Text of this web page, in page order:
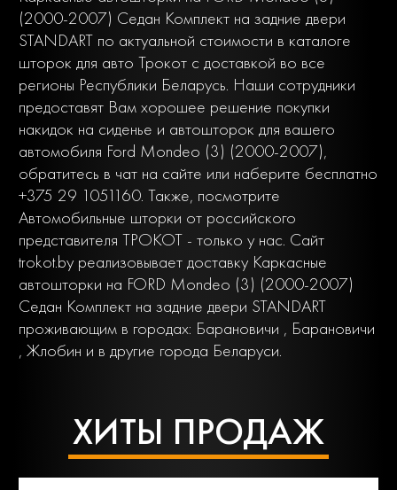
(2000-2007) Седан Комплект на задние двери
STANDART по актуальной стоимости в каталоге
шторок для авто Трокот с доставкой во все
регионы Республики Беларусь. Наши сотрудники
предоставят Вам хорошее решение покупки
накидок на сиденье и автошторок для вашего
автомобиля Ford Mondeo (3) (2000-2007),
обратитесь в чат на сайте или наберите бесплатно
+375 29 1051160. Также, посмотрите
Автомобильные шторки от российского
представителя ТРОКОТ - только у нас. Сайт
trokot.by реализовывает доставку Каркасные
автошторки на FORD Mondeo (3) (2000-2007)
Седан Комплект на задние двери STANDART
проживающим в городах: Барановичи , Барановичи
, Жлобин и в другие города Беларуси.
ХИТЫ ПРОДАЖ